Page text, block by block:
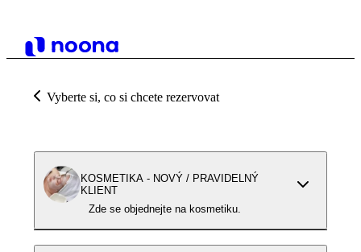
Vyberte si, co si chcete rezervovat
KOSMETIKA - NOVÝ / PRAVIDELNÝ
KLIENT
Zde se objednejte na kosmetiku.